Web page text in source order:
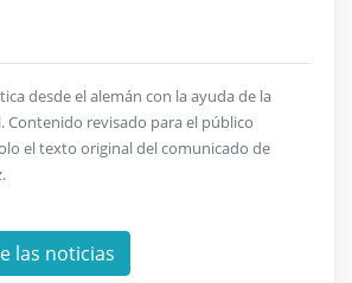
desde el alemán con la ayuda de la
Contenido revisado para el público
el texto original del comunicado de
las noticias